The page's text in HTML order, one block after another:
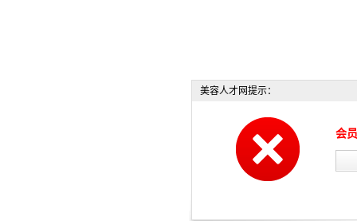
美容人才网提示：
会